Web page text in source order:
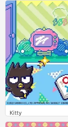
Kitty
0
0